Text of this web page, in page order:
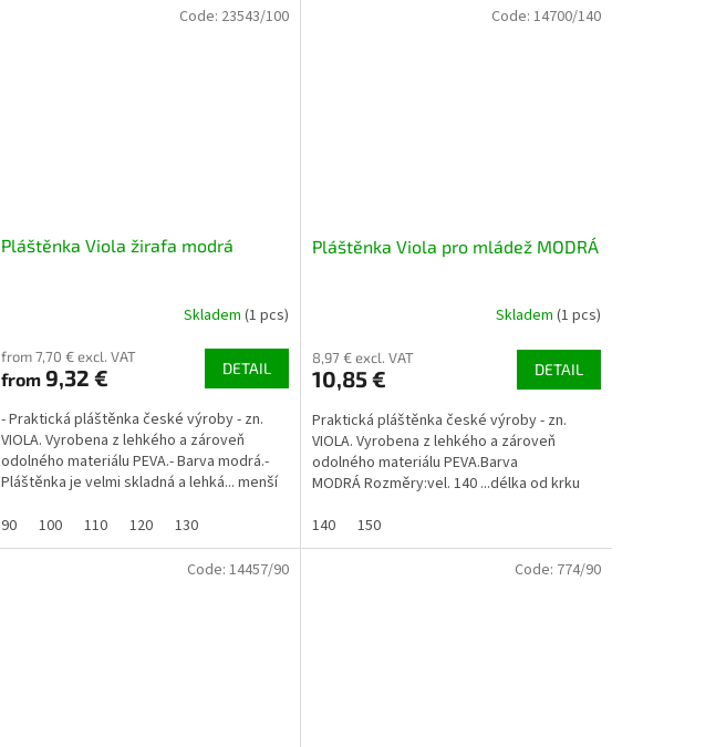
Pláštěnka Viola žirafa modrá
Skladem (1 pcs)
from 7,70 € excl. VAT
from9,32 € DETAIL
- Praktická pláštěnka české výroby - zn.
VIOLA. Vyrobena z lehkého a zároveň
odolného materiálu PEVA.- Barva modrá.-
Pláštěnka je velmi skladná a lehká... menší
90
100 110 120 130
Code: 23543/100
Pláštěnka Viola pro mládež MODRÁ
Skladem (1 pcs)
8,97 € excl. VAT
10,85 € DETAIL
Praktická pláštěnka české výroby - zn.
VIOLA. Vyrobena z lehkého a zároveň
odolného materiálu PEVA.Barva
MODRÁ Rozměry:vel. 140 ...délka od krku
140
150
Code: 14700/140
Code: 14457/90 Code: 774/90